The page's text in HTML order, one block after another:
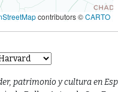
contributors ©CARTO
patrimonio y cultura en